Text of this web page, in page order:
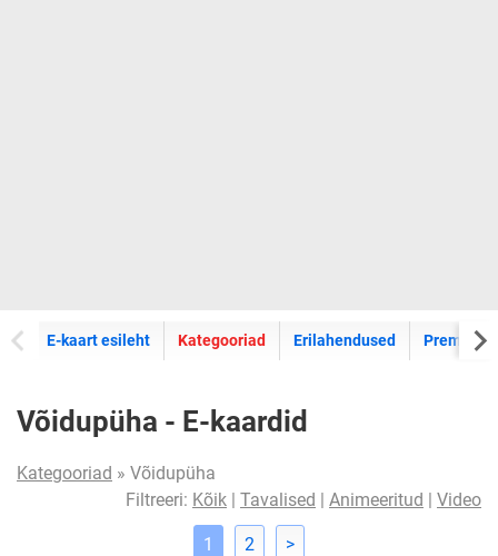
E-kaart esileht E-kaartide
Kategooriad Erilahendused Premium
Võidupüha - E-kaardid
Kategooriad » Võidupüha
Filtreeri: Kõik | Tavalised | Animeeritud | Video
1 2 >